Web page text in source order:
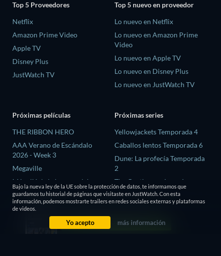
Top 5 Proveedores
Netflix
Amazon Prime Video
Apple TV
Disney Plus
JustWatch TV
Top 5 nuevo en proveedor
Lo nuevo en Netflix
Lo nuevo en Amazon Prime
Video
Lo nuevo en Apple TV
Lo nuevo en Disney Plus
Lo nuevo en JustWatch TV
Próximas películas
THE RIBBON HERO
AAA Verano de Escándalo
2026 - Week 3
Megaville
Más allá de la barrera del
tiempo
El proceso de las brujas
Próximas series
Yellowjackets Temporada 4
Caballos lentos Temporada 6
Dune: La profecía Temporada
2
The Gentlemen: La serie
Temporada 2
El amor es ciego: Reino Unido
Bajo la nueva ley de la UE sobre la protección de datos, te informamos que
guardamos tu historial de páginas que visitaste en JustWatch. Con esta
información, podemos mostrarte trailers en redes sociales externas y plataformas
de videos.
Yo acepto más información